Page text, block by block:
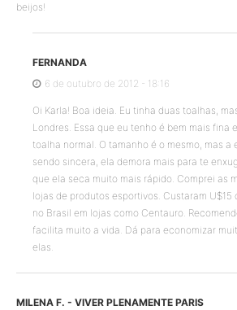
beijos!
FERNANDA
6 de outubro de 2012 - 18:16
Oi Karla! Boa ideia. Eu tinha duas toalhas,
Londres. Essa que eu tenho é bem mais fina
toalha normal. O tamanho é o mesmo, mas a
sendo sincera, ela demora mais para te
que ela seca muito mais rápido. Comprei as
lojas de produtos esportivos. Custaram U$15
no Brasil em lojas como Centauro.
facilita muito a vida. Dá para economizar
elas.
MILENA F. - VIVER PLENAMENTE PARIS